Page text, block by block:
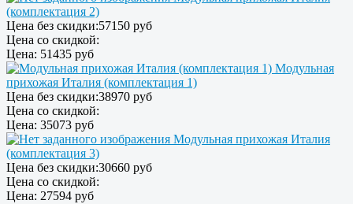
(комплектация 2)
Цена без скидки:57150 руб
Цена со скидкой:
Цена: 51435 руб
Модульная
прихожая Италия (комплектация 1)
Цена без скидки:38970 руб
Цена со скидкой:
Цена: 35073 руб
Модульная прихожая Италия
(комплектация 3)
Цена без скидки:30660 руб
Цена со скидкой:
Цена: 27594 руб